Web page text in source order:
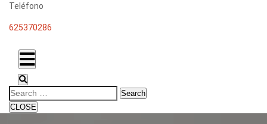
Teléfono
625370286
Search
CLOSE